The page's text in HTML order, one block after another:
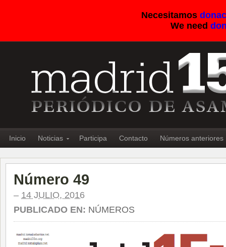
Necesitamos
We need
Inicio Noticias Participa Contacto Números anteriores
Número 49
– 14 JULIO, 2016
PUBLICADO EN: NÚMEROS